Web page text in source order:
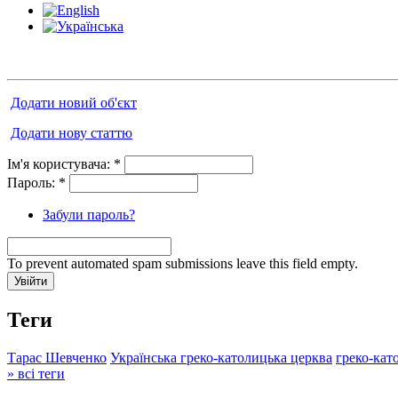
Додати новий об'єкт
Додати нову статтю
Ім'я користувача: *
Пароль: *
Забули пароль?
To prevent automated spam submissions leave this field empty.
Теги
Тарас Шевченко Українська греко-католицька церква греко-
» всі теги